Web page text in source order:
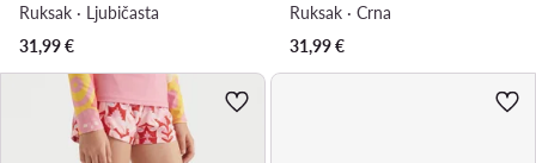
Ruksak · Ljubičasta
31,99€
Ruksak · Crna
31,99€